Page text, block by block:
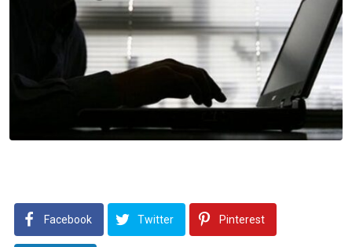
Facebook Twitter Pinterest